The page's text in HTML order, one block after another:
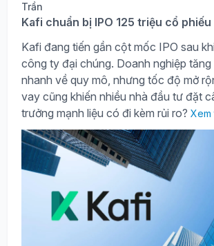
Kafi chuẩn bị IPO 125 triệu cổ phiếu
Kafi đang tiến gần cột mốc IPO sau
công ty đại chúng. Doanh nghiệp
nhanh về quy mô, nhưng tốc độ mở
vay cũng khiến nhiều nhà đầu tư đặt
trưởng mạnh liệu có đi kèm rủi ro? Xem